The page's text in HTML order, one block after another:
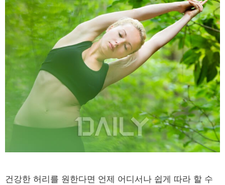
건강한 허리를 원한다면 언제 어디서나 쉽게 따라 할 수